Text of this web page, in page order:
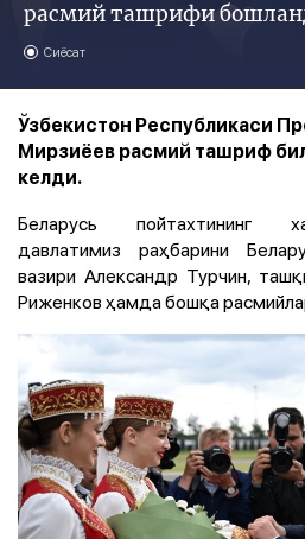
расмий ташрифи
Сиёсат
Ўзбекистон Республикаси
Мирзиёев расмий ташриф
келди.
Беларусь пойтахтининг
давлатимиз раҳбарини
вазири Александр Турчин,
Риженков ҳамда бошқа